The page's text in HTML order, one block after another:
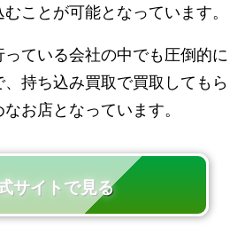
ことが可能となっています。
ている会社の中でも圧倒的に
持ち込み買取で買取してもら
お店となっています。
サイトで見る